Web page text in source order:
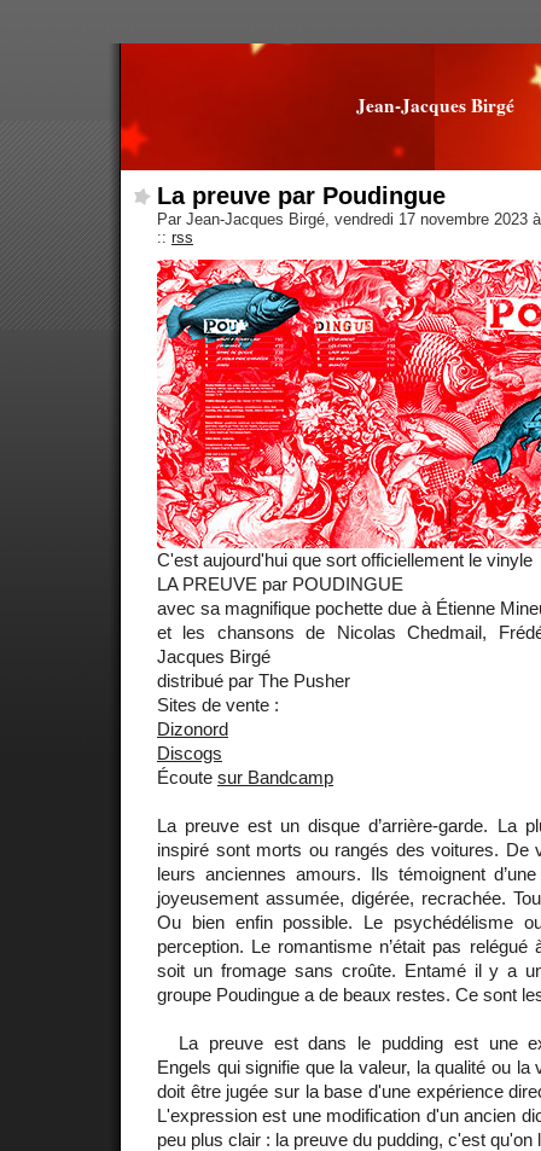
Jean-Jacques Birgé
La preuve par Poudingue
Par Jean-Jacques Birgé, vendredi 17 novembre 2023
:: rss
C'est aujourd'hui que sort officiellement le vinyle
LA PREUVE par POUDINGUE
avec sa magnifique pochette due à Étienne
et les chansons de Nicolas Chedmail,
Jacques Birgé
distribué par The Pusher
Sites de vente :
Dizonord
Discogs
Écoute sur Bandcamp
La preuve est un disque d’arrière-garde. La
inspiré sont morts ou rangés des voitures. De
leurs anciennes amours. Ils témoignent
joyeusement assumée, digérée, recrachée.
Ou bien enfin possible. Le psychédélisme
perception. Le romantisme n’était pas relégué
soit un fromage sans croûte. Entamé il y a
groupe Poudingue a de beaux restes. Ce sont
La preuve est dans le pudding est une
Engels qui signifie que la valeur, la qualité ou la
doit être jugée sur la base d'une expérience
L'expression est une modification d'un ancien
peu plus clair : la preuve du pudding, c'est qu'on